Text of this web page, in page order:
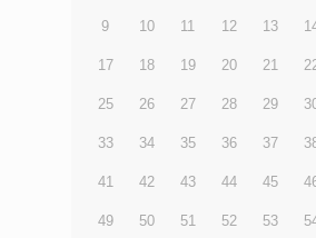
9 10 11 12 13
17 18 19 20 21
25 26 27 28 29
33 34 35 36 37
41 42 43 44 45
49 50 51 52 53